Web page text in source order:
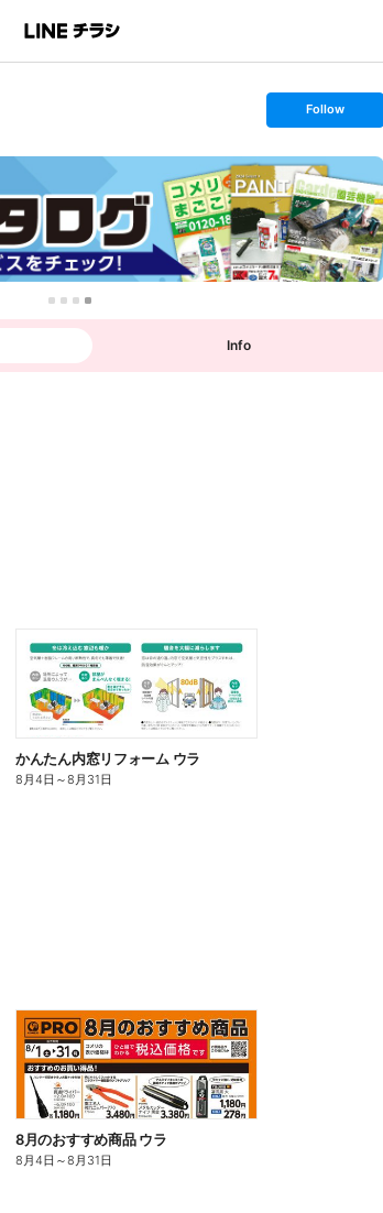
s
t
o
l
l
o
w
Follow
Info
かんたん内窓リフォーム ウラ
8月4日 ～8月31日
8月のおすすめ商品 ウラ
8月4日 ～8月31日